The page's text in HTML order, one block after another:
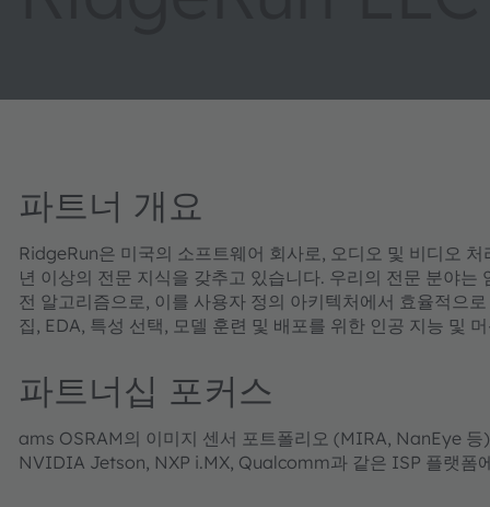
파트너 개요
RidgeRun은 미국의 소프트웨어 회사로, 오디오 및 비디오
년 이상의 전문 지식을 갖추고 있습니다. 우리의 전문 분야
전 알고리즘으로, 이를 사용자 정의 아키텍처에서 효율적으
집, EDA, 특성 선택, 모델 훈련 및 배포를 위한 인공 지능 및
파트너십 포커스
ams OSRAM의 이미지 센서 포트폴리오 (MIRA, NanEye
NVIDIA Jetson, NXP i.MX, Qualcomm과 같은 ISP 플랫폼